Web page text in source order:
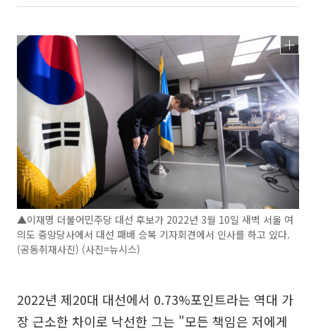
▲이재명 더불어민주당 대선 후보가 2022년 3월 10일 새벽 서울 여
의도 중앙당사에서 대선 패배 승복 기자회견에서 인사를 하고 있다.
(공동취재사진) (사진=뉴시스)
2022년 제20대 대선에서 0.73%포인트라는 역대 가
장 근소한 차이로 낙선한 그는 "모든 책임은 저에게